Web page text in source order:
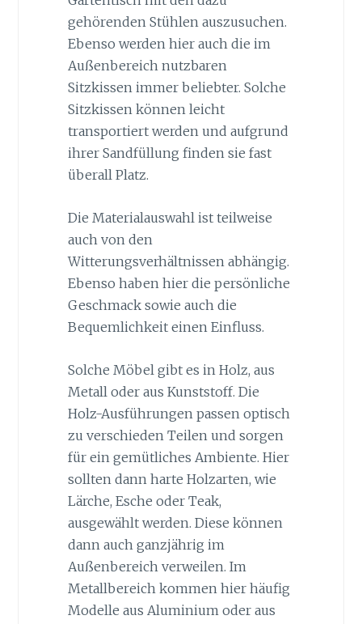
gehörenden Stühlen auszusuchen.
Ebenso werden hier auch die im
Außenbereich nutzbaren
Sitzkissen immer beliebter. Solche
Sitzkissen können leicht
transportiert werden und aufgrund
ihrer Sandfüllung finden sie fast
überall Platz.
Die Materialauswahl ist teilweise
auch von den
Witterungsverhältnissen abhängig.
Ebenso haben hier die persönliche
Geschmack sowie auch die
Bequemlichkeit einen Einfluss.
Solche Möbel gibt es in Holz, aus
Metall oder aus Kunststoff. Die
Holz-Ausführungen passen optisch
zu verschieden Teilen und sorgen
für ein gemütliches Ambiente. Hier
sollten dann harte Holzarten, wie
Lärche, Esche oder Teak,
ausgewählt werden. Diese können
dann auch ganzjährig im
Außenbereich verweilen. Im
Metallbereich kommen hier häufig
Modelle aus Aluminium oder aus